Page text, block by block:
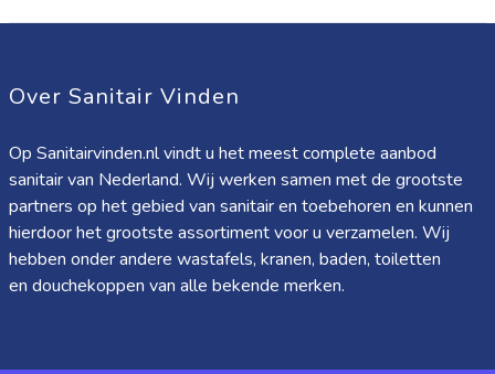
Over Sanitair Vinden
Op Sanitairvinden.nl vindt u het meest complete aanbod
sanitair van Nederland. Wij werken samen met de grootste
partners op het gebied van sanitair en toebehoren en kunnen
hierdoor het grootste assortiment voor u verzamelen. Wij
hebben onder andere wastafels, kranen, baden, toiletten
en douchekoppen van alle bekende merken.